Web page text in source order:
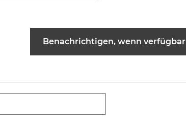
Benachrichtigen, wenn verfügbar